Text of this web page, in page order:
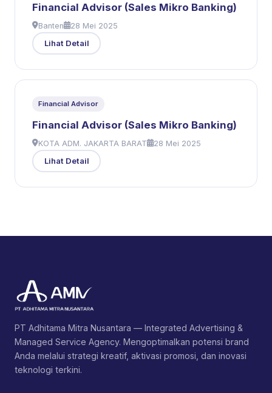
Financial Advisor (Sales Mikro Banking)
Banten 28 Mei 2025
Lihat Detail
Financial Advisor
Financial Advisor (Sales Mikro Banking)
KOTA ADM. JAKARTA BARAT 28 Mei 2025
Lihat Detail
PT Adhitama Mitra Nusantara — Integrated Advertising &
Managed Service Agency. Mengoptimalkan potensi brand
Anda melalui strategi kreatif, aktivasi promosi, dan inovasi
teknologi terkini.